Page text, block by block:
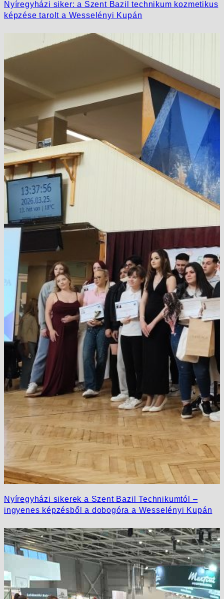
Nyíregyházi siker: a Szent Bazil technikum kozmetikus
képzése tarolt a Wesselényi Kupán
Nyíregyházi sikerek a Szent Bazil Technikumtól –
ingyenes képzésből a dobogóra a Wesselényi Kupán